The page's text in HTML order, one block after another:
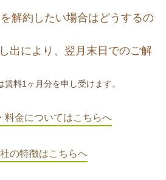
解約したい場合はどうするの
出により、翌月末日でのご解
料1ヶ月分を申し受けます。
料金についてはこちらへ
の特徴はこちらへ